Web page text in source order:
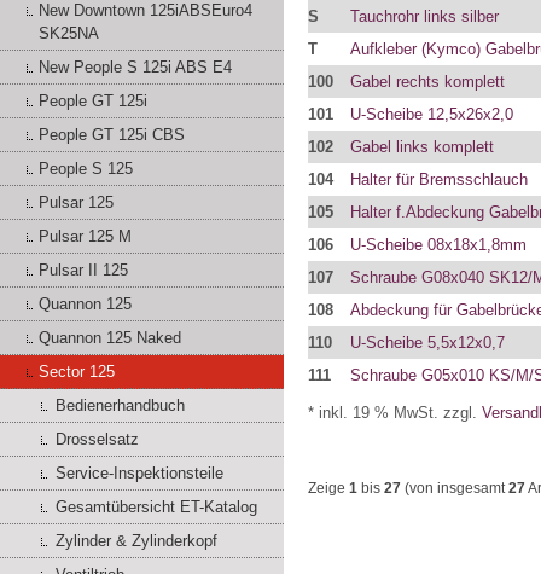
New Downtown 125iABSEuro4
SK25NA
New People S 125i ABS E4
People GT 125i
People GT 125i CBS
People S 125
Pulsar 125
Pulsar 125 M
Pulsar II 125
Quannon 125
Quannon 125 Naked
Sector 125
Bedienerhandbuch
Drosselsatz
Service-Inspektionsteile
Gesamtübersicht ET-Katalog
Zylinder & Zylinderkopf
S
Tauchrohr links silber
T
Aufkleber (Kymco)
100
Gabel rechts komplett
101
U-Scheibe 12,5x26x2,0
102
Gabel links komplett
104
Halter für Bremsschlauch
105
Halter f.Abdeckung
106
U-Scheibe 08x18x1,8mm
107
Schraube G08x040 SK12/
108
Abdeckung für
110
U-Scheibe 5,5x12x0,7
111
Schraube G05x010 KS/M/
* inkl. 19 % MwSt. zzgl.
Zeige 1 bis 27 (von insgesamt 27